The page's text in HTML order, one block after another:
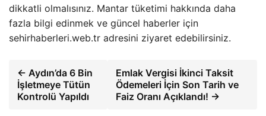
dikkatli olmalısınız. Mantar tüketimi hakkında daha
fazla bilgi edinmek ve güncel haberler için
sehirhaberleri.web.tr adresini ziyaret edebilirsiniz.
← Aydın’da 6 Bin
İşletmeye Tütün
Kontrolü Yapıldı
Emlak Vergisi İkinci Taksit
Ödemeleri İçin Son Tarih ve
Faiz Oranı Açıklandı! →